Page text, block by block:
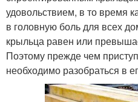
удовольствием, в то время
в головную боль для всех
крыльца равен или
Поэтому прежде чем
необходимо разобраться в